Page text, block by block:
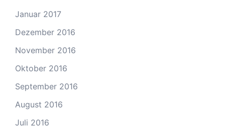
Januar 2017
Dezember 2016
November 2016
Oktober 2016
September 2016
August 2016
Juli 2016